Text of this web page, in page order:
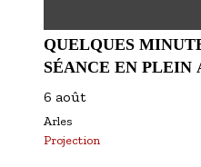
QUELQUES
SÉANCE EN PLEIN
6 août
Arles
Projection